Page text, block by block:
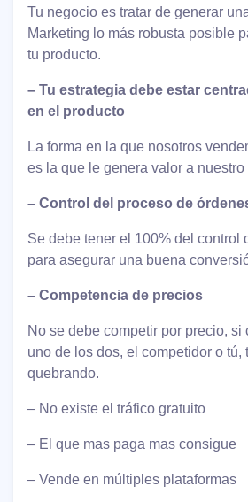
Tu negocio es tratar de generar
Marketing lo más robusta posible
tu producto.
– Tu estrategia debe estar
en el producto
La forma en la que nosotros
es la que le genera valor a nuestro
– Control del proceso de
Se debe tener el 100% del control
para asegurar una buena
– Competencia de precios
No se debe competir por precio, si
uno de los dos, el competidor o tú,
quebrando.
– No existe el tráfico gratuito
– El que mas paga mas consigue
– Vende en múltiples plataformas